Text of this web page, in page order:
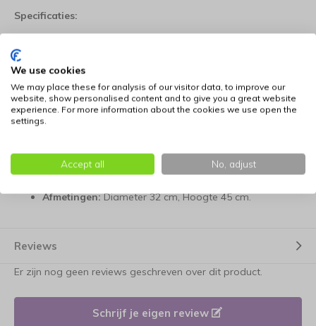
Specificaties:
handgevlochten waterhyacint.
Capaciteit:3 ligplaatsen (2 beschutte holtes, 1 open
bovenkant).
graden).
Afmetingen:Diameter 32 cm, Hoogte 45 cm.
Reviews
Er zijn nog geen reviews geschreven over dit product.
Schrijf je eigen review
We use cookies
We may place these for analysis of our visitor data, to improve our
website, show personalised content and to give you a great website
experience. For more information about the cookies we use open the
settings.
Accept all No, adjust